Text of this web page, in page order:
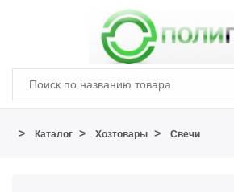
> Каталог > Хозтовары > Свечи